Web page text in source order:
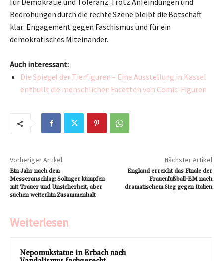
für Demokratie und Toleranz. Trotz Anfeindungen und
Bedrohungen durch die rechte Szene bleibt die Botschaft
klar: Engagement gegen Faschismus und für ein
demokratisches Miteinander.
Auch interessant:
Die Spiegel der Tierfiguren – Eine Ausstellung in Kassel
enthüllt die menschlichen Facetten von Comic-Figuren
Vorheriger Artikel
Ein Jahr nach dem
Messeranschlag: Solinger kämpfen
mit Trauer und Unsicherheit, aber
suchen weiterhin Zusammenhalt
Nächster Artikel
England erreicht das Finale der
Frauenfußball-EM nach
dramatischem Sieg gegen Italien
Weiterlesen
Nepomukstatue in Erbach nach